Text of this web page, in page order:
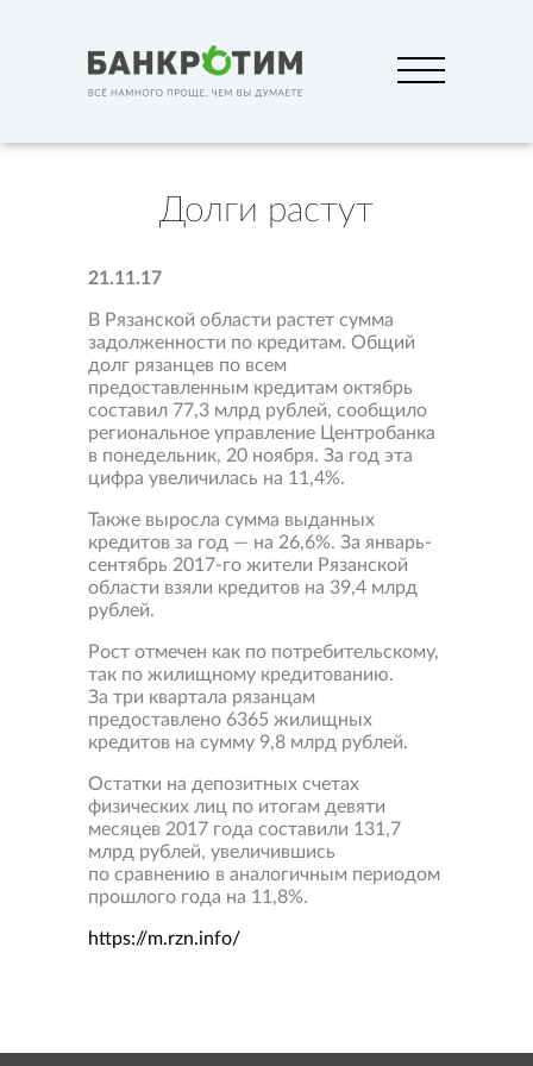
Долги растут
21.11.17
В Рязанской области растет сумма
задолженности по кредитам. Общий
долг рязанцев по всем
предоставленным кредитам октябрь
составил 77,3 млрд рублей, сообщило
региональное управление Центробанка
в понедельник, 20 ноября. За год эта
цифра увеличилась на 11,4%.
Также выросла сумма выданных
кредитов за год — на 26,6%. За январь-
сентябрь 2017-го жители Рязанской
области взяли кредитов на 39,4 млрд
рублей.
Рост отмечен как по потребительскому,
так по жилищному кредитованию.
За три квартала рязанцам
предоставлено 6365 жилищных
кредитов на сумму 9,8 млрд рублей.
Остатки на депозитных счетах
физических лиц по итогам девяти
месяцев 2017 года составили 131,7
млрд рублей, увеличившись
по сравнению в аналогичным периодом
прошлого года на 11,8%.
https://m.rzn.info/